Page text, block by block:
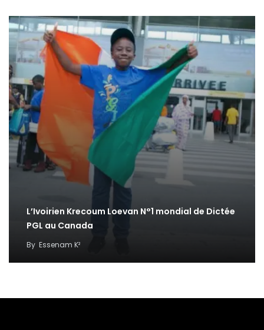
L’Ivoirien Krecoum Loevan N°1 mondial de Dictée
PGL au Canada
By Essenam K²